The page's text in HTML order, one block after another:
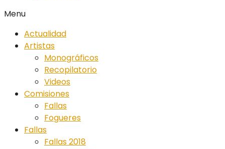
Menu
Actualidad
Artistas
Monográficos
Recopilatorio
Videos
Comisiones
Fallas
Fogueres
Fallas
Fallas 2018